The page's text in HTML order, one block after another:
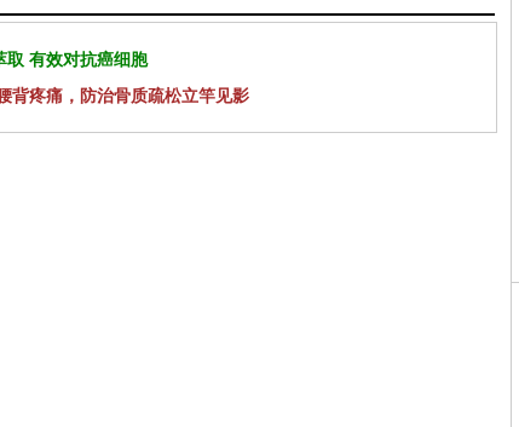
取 有效对抗癌细胞
背疼痛，防治骨质疏松立竿见影